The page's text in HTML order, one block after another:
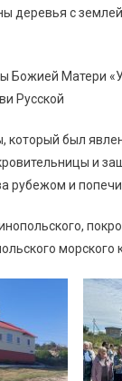
деревья с
Божией Матери
Русской
был
и
рубежом и
морского